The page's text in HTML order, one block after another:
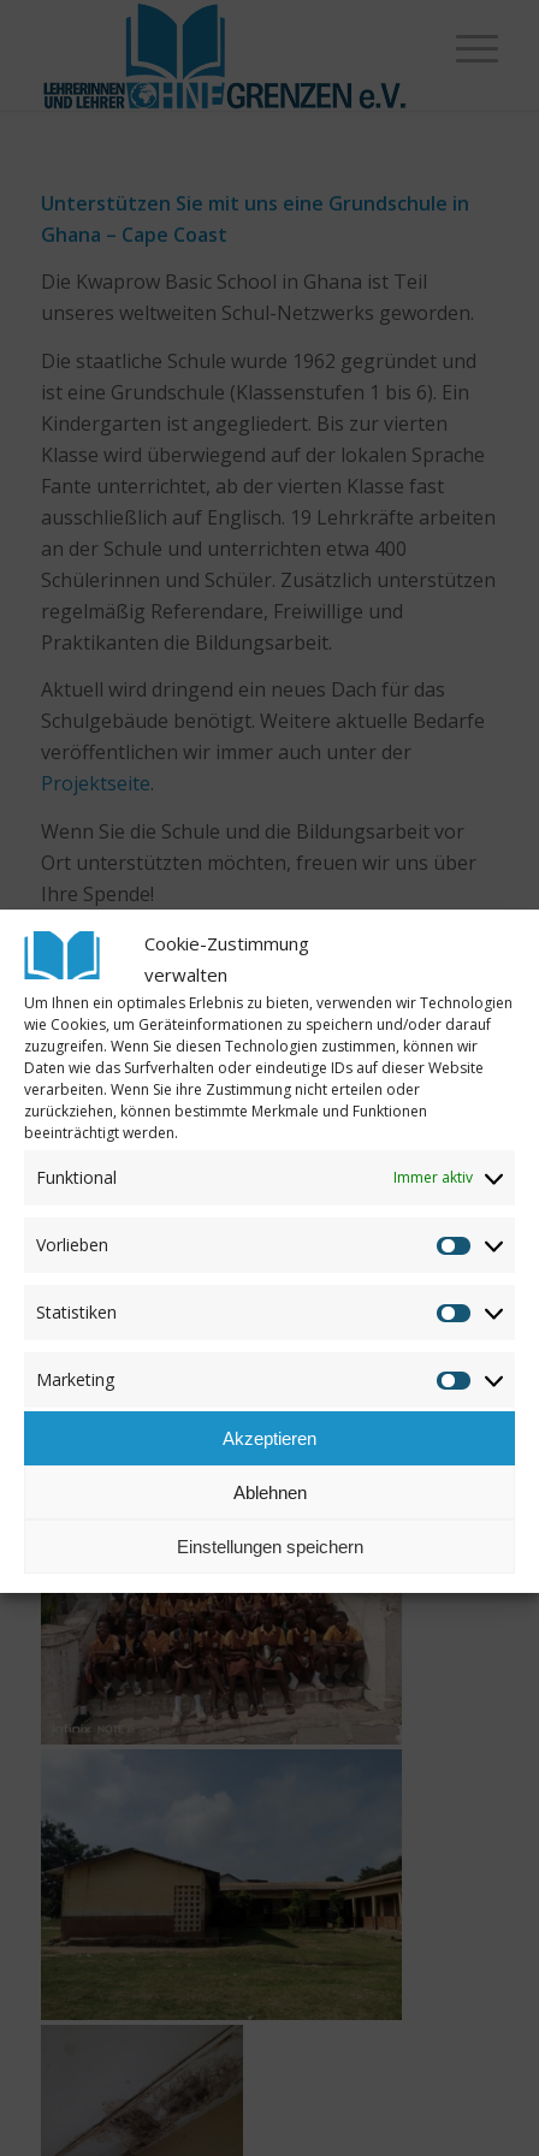
Cookie-Zustimmung
verwalten
Um Ihnen ein optimales Erlebnis zu bieten, verwenden wir Technologien
wie Cookies, um Geräteinformationen zu speichern und/oder darauf
zuzugreifen. Wenn Sie diesen Technologien zustimmen, können wir
Daten wie das Surfverhalten oder eindeutige IDs auf dieser Website
verarbeiten. Wenn Sie ihre Zustimmung nicht erteilen oder
zurückziehen, können bestimmte Merkmale und Funktionen
beeinträchtigt werden.
Funktional Immer aktiv
Vorlieben
Statistiken
Marketing
Akzeptieren
Ablehnen
Einstellungen speichern
Unterstützen Sie mit uns eine Grundschule in
Ghana – Cape Coast
Die Kwaprow Basic School in Ghana ist Teil
unseres weltweiten Schul-Netzwerks geworden.
Die staatliche Schule wurde 1962 gegründet und
ist eine Grundschule (Klassenstufen 1 bis 6). Ein
Kindergarten ist angegliedert. Bis zur vierten
Klasse wird überwiegend auf der lokalen Sprache
Fante unterrichtet, ab der vierten Klasse fast
ausschließlich auf Englisch. 19 Lehrkräfte arbeiten
an der Schule und unterrichten etwa 400
Schülerinnen und Schüler. Zusätzlich unterstützen
regelmäßig Referendare, Freiwillige und
Praktikanten die Bildungsarbeit.
Aktuell wird dringend ein neues Dach für das
Schulgebäude benötigt. Weitere aktuelle Bedarfe
veröffentlichen wir immer auch unter der
Projektseite.
Wenn Sie die Schule und die Bildungsarbeit vor
Ort unterstützten möchten, freuen wir uns über
Ihre Spende!
Unser Spendenkonto:
Lehrerinnen und Lehrer ohne Grenzen
Sparkasse Wilhelmshaven
IBANDE28 2825 0110 0035 2465 37
BICBRLADE21WHV
Betreff: Kwaprow Schule Ghana